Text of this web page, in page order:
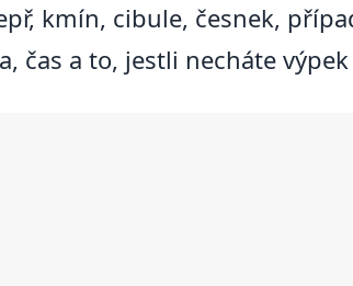
kmín, cibule, česnek,
čas a to, jestli necháte